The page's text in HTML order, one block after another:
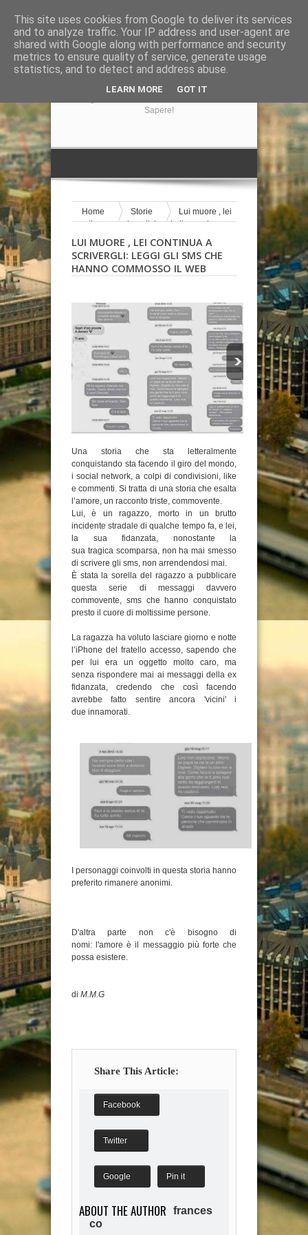
GIRA LA NOTIZIA
Sapere!
Home Storie
Lui muore , lei
continua a scrivergli: leggi gli sms che
LUI MUORE , LEI CONTINUA A
SCRIVERGLI: LEGGI GLI SMS CHE
HANNO COMMOSSO IL WEB
Una storia che sta letteralmente
conquistando sta facendo il giro del mondo,
i social network, a colpi di condivisioni, like
e commenti. Si tratta di una storia che esalta
l’amore, un racconto triste, commovente.
Lui, è un ragazzo, morto in un brutto
incidente stradale di qualche tempo fa, e lei,
la sua fidanzata, nonostante la
sua tragica scomparsa, non ha mai smesso
di scrivere gli sms, non arrendendosi mai.
È stata la sorella del ragazzo a pubblicare
questa serie di messaggi davvero
commovente, sms che hanno conquistato
presto il cuore di moltissime persone.
La ragazza ha voluto lasciare giorno e notte
l’iPhone del fratello accesso, sapendo che
per lui era un oggetto molto caro, ma
senza rispondere mai ai messaggi della ex
fidanzata, credendo che così facendo
avrebbe fatto sentire ancora 'vicini' i
due innamorati.
I personaggi coinvolti in questa storia hanno
preferito rimanere anonimi.
D'altra parte non c'è bisogno di
nomi: l'amore è il messaggio più forte che
possa esistere.
di M.M.G
Share This Article:
Facebook
Twitter
Google Pin it
ABOUT THE AUTHOR
frances
co
This site uses cookies from Google to deliver its services
and to analyze traffic. Your IP address and user-agent are
shared with Google along with performance and security
metrics to ensure quality of service, generate usage
statistics, and to detect and address abuse.
LEARN MORE GOT IT